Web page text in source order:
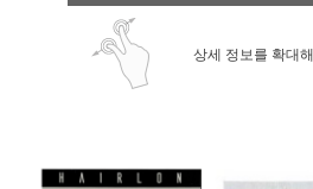
상세 정보를 확대